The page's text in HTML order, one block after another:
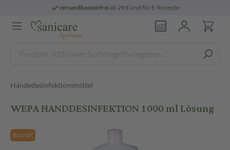
versandkostenfreiab 29 € und für E-Rezepte
Händedesinfektionsmittel
WEPA HANDDESINFEKTION 1000 ml Lösung
Biozid2